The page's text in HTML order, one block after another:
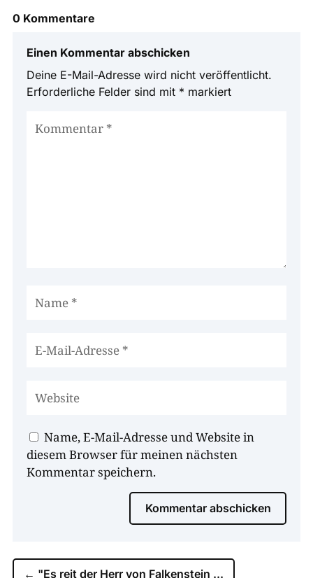
0 Kommentare
Einen Kommentar abschicken
Deine E-Mail-Adresse wird nicht veröffentlicht.
Erforderliche Felder sind mit * markiert
Name, E-Mail-Adresse und Website in
diesem Browser für meinen nächsten
Kommentar speichern.
Kommentar abschicken
← "Es reit der Herr von Falkenstein ...